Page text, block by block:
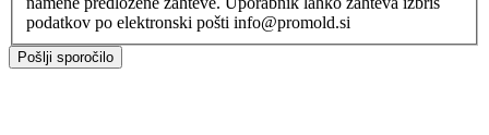
podatkov po elektronski pošti info@promold.si
Pošlji sporočilo